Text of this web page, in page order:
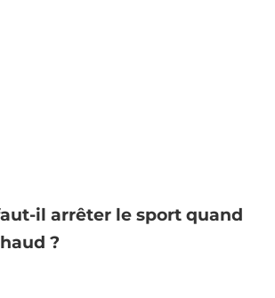
il arrêter le sport quand
?